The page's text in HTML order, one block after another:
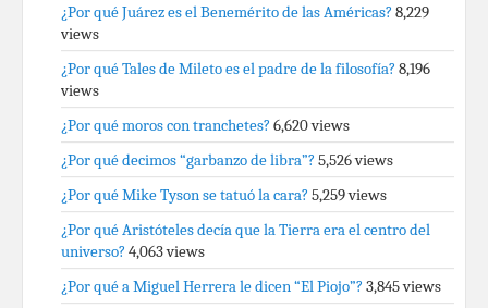
¿Por qué Juárez es el Benemérito de las Américas? 8,229
views
¿Por qué Tales de Mileto es el padre de la filosofía? 8,196
views
¿Por qué moros con tranchetes? 6,620 views
¿Por qué decimos “garbanzo de libra”? 5,526 views
¿Por qué Mike Tyson se tatuó la cara? 5,259 views
¿Por qué Aristóteles decía que la Tierra era el centro del
universo? 4,063 views
¿Por qué a Miguel Herrera le dicen “El Piojo”? 3,845 views